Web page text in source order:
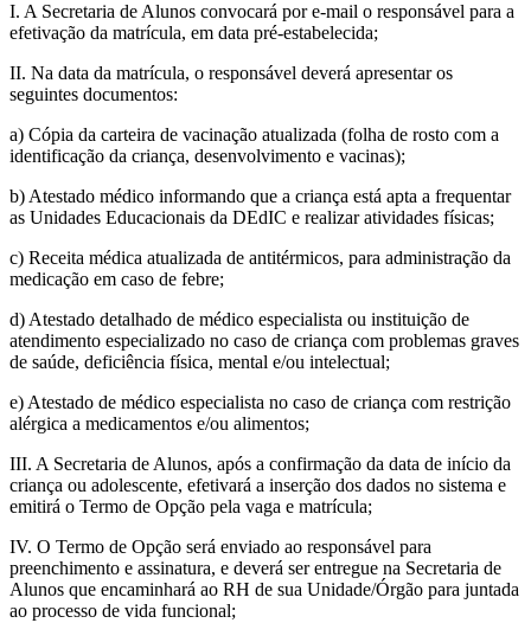
I. A Secretaria de Alunos convocará por e-mail o responsável para a
efetivação da matrícula, em data pré-estabelecida;
II. Na data da matrícula, o responsável deverá apresentar os
seguintes documentos:
a) Cópia da carteira de vacinação atualizada (folha de rosto com a
identificação da criança, desenvolvimento e vacinas);
b) Atestado médico informando que a criança está apta a frequentar
as Unidades Educacionais da DEdIC e realizar atividades físicas;
c) Receita médica atualizada de antitérmicos, para administração da
medicação em caso de febre;
d) Atestado detalhado de médico especialista ou instituição de
atendimento especializado no caso de criança com problemas graves
de saúde, deficiência física, mental e/ou intelectual;
e) Atestado de médico especialista no caso de criança com restrição
alérgica a medicamentos e/ou alimentos;
III. A Secretaria de Alunos, após a confirmação da data de início da
criança ou adolescente, efetivará a inserção dos dados no sistema e
emitirá o Termo de Opção pela vaga e matrícula;
IV. O Termo de Opção será enviado ao responsável para
preenchimento e assinatura, e deverá ser entregue na Secretaria de
Alunos que encaminhará ao RH de sua Unidade/Órgão para juntada
ao processo de vida funcional;